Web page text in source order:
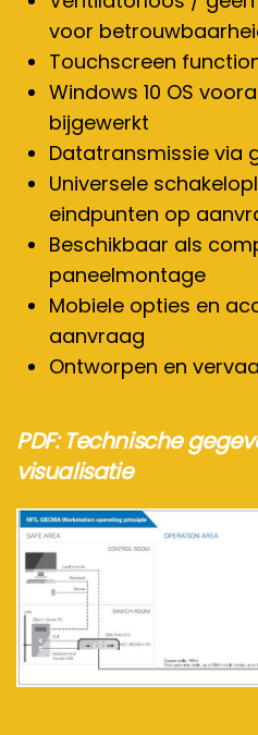
voor
Touchscreen
Windows 10 OS
bijgewerkt
Datatransmissie via
Universele
eindpunten op
Beschikbaar als
paneelmontage
Mobiele opties en
aanvraag
Ontworpen en
PDF: Technische
visualisatie